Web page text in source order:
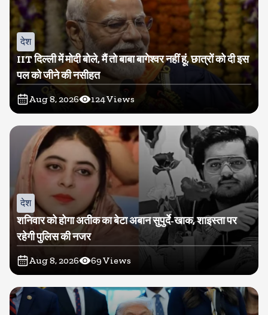
देश
IIT दिल्ली में मोदी बोले, मैं तो बाबा बागेश्वर नहीं हूं, छात्रों को दी इस
पल को जीने की नसीहत
Aug 8, 2026 124Views
देश
शनिवार को होगा अतीक का बेटा अबान सुपुर्दे-खाक, शाइस्ता पर
रहेगी पुलिस की नजर
Aug 8, 2026 69Views